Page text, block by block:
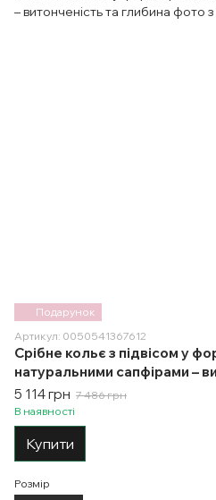
Подарунок
Артикул: 0050541367612
Срібне кольє з підвісом у
натуральними сапфірами –
5 114 грн 7 486 грн
В наявності
Купити
Розмір